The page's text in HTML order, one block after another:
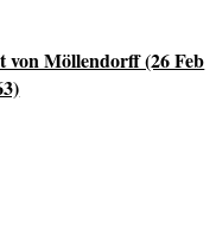
von Möllendorff (26 Feb